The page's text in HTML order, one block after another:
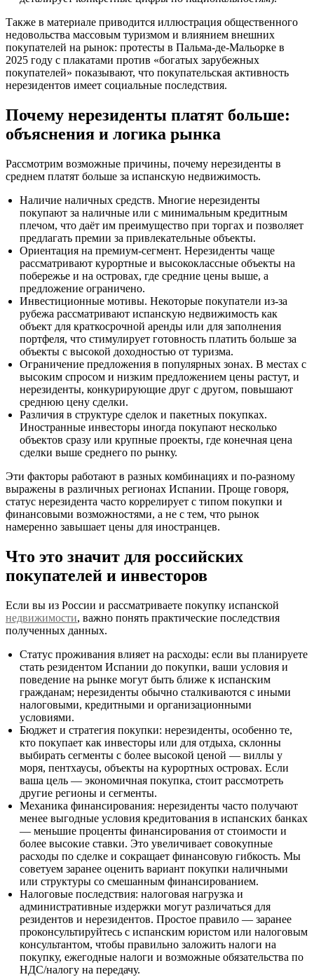
Также в материале приводится иллюстрация общественного
недовольства массовым туризмом и влиянием внешних
покупателей на рынок: протесты в Пальма-де-Мальорке в
2025 году с плакатами против «богатых зарубежных
покупателей» показывают, что покупательская активность
нерезидентов имеет социальные последствия.
Почему нерезиденты платят больше:
объяснения и логика рынка
Рассмотрим возможные причины, почему нерезиденты в
среднем платят больше за испанскую недвижимость.
Наличие наличных средств. Многие нерезиденты
покупают за наличные или с минимальным кредитным
плечом, что даёт им преимущество при торгах и позволяет
предлагать премии за привлекательные объекты.
Ориентация на премиум-сегмент. Нерезиденты чаще
рассматривают курортные и высококлассные объекты на
побережье и на островах, где средние цены выше, а
предложение ограничено.
Инвестиционные мотивы. Некоторые покупатели из-за
рубежа рассматривают испанскую недвижимость как
объект для краткосрочной аренды или для заполнения
портфеля, что стимулирует готовность платить больше за
объекты с высокой доходностью от туризма.
Ограничение предложения в популярных зонах. В местах с
высоким спросом и низким предложением цены растут, и
нерезиденты, конкурирующие друг с другом, повышают
среднюю цену сделки.
Различия в структуре сделок и пакетных покупках.
Иностранные инвесторы иногда покупают несколько
объектов сразу или крупные проекты, где конечная цена
сделки выше среднего по рынку.
Эти факторы работают в разных комбинациях и по-разному
выражены в различных регионах Испании. Проще говоря,
статус нерезидента часто коррелирует с типом покупки и
финансовыми возможностями, а не с тем, что рынок
намеренно завышает цены для иностранцев.
Что это значит для российских
покупателей и инвесторов
Если вы из России и рассматриваете покупку испанской
недвижимости, важно понять практические последствия
полученных данных.
Статус проживания влияет на расходы: если вы планируете
стать резидентом Испании до покупки, ваши условия и
поведение на рынке могут быть ближе к испанским
гражданам; нерезиденты обычно сталкиваются с иными
налоговыми, кредитными и организационными
условиями.
Бюджет и стратегия покупки: нерезиденты, особенно те,
кто покупает как инвесторы или для отдыха, склонны
выбирать сегменты с более высокой ценой — виллы у
моря, пентхаусы, объекты на курортных островах. Если
ваша цель — экономичная покупка, стоит рассмотреть
другие регионы и сегменты.
Механика финансирования: нерезиденты часто получают
менее выгодные условия кредитования в испанских банках
— меньшие проценты финансирования от стоимости и
более высокие ставки. Это увеличивает совокупные
расходы по сделке и сокращает финансовую гибкость. Мы
советуем заранее оценить вариант покупки наличными
или структуры со смешанным финансированием.
Налоговые последствия: налоговая нагрузка и
административные издержки могут различаться для
резидентов и нерезидентов. Простое правило — заранее
проконсультируйтесь с испанским юристом или налоговым
консультантом, чтобы правильно заложить налоги на
покупку, ежегодные налоги и возможные обязательства по
НДС/налогу на передачу.